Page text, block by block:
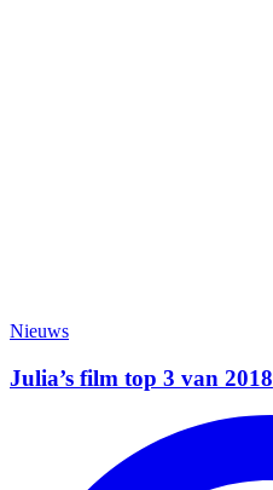
Nieuws
Julia’s film top 3 van 2018